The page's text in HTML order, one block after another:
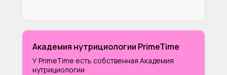
У PrimeTime есть собственная Академия
нутрициологии
Академия нутрициологии PrimeTime